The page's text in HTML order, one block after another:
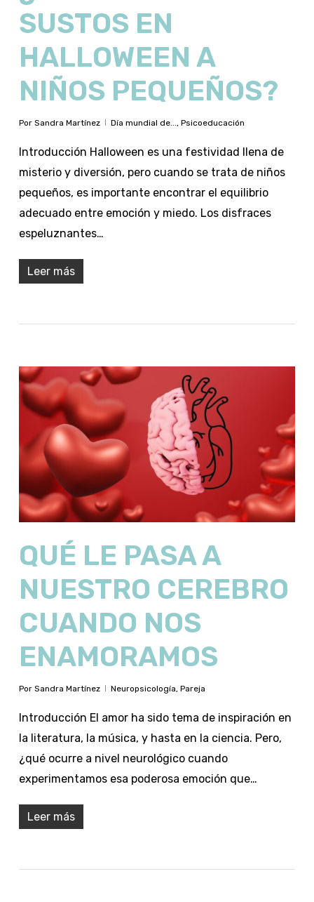
SUSTOS EN
HALLOWEEN A
NIÑOS PEQUEÑOS?
Por Sandra Martínez Día mundial de..., Psicoeducación
Introducción Halloween es una festividad llena de
misterio y diversión, pero cuando se trata de niños
pequeños, es importante encontrar el equilibrio
adecuado entre emoción y miedo. Los disfraces
espeluznantes…
Leer más
QUÉ LE PASA A
NUESTRO CEREBRO
CUANDO NOS
ENAMORAMOS
Por Sandra Martínez Neuropsicología, Pareja
Introducción El amor ha sido tema de inspiración en
la literatura, la música, y hasta en la ciencia. Pero,
¿qué ocurre a nivel neurológico cuando
experimentamos esa poderosa emoción que…
Leer más